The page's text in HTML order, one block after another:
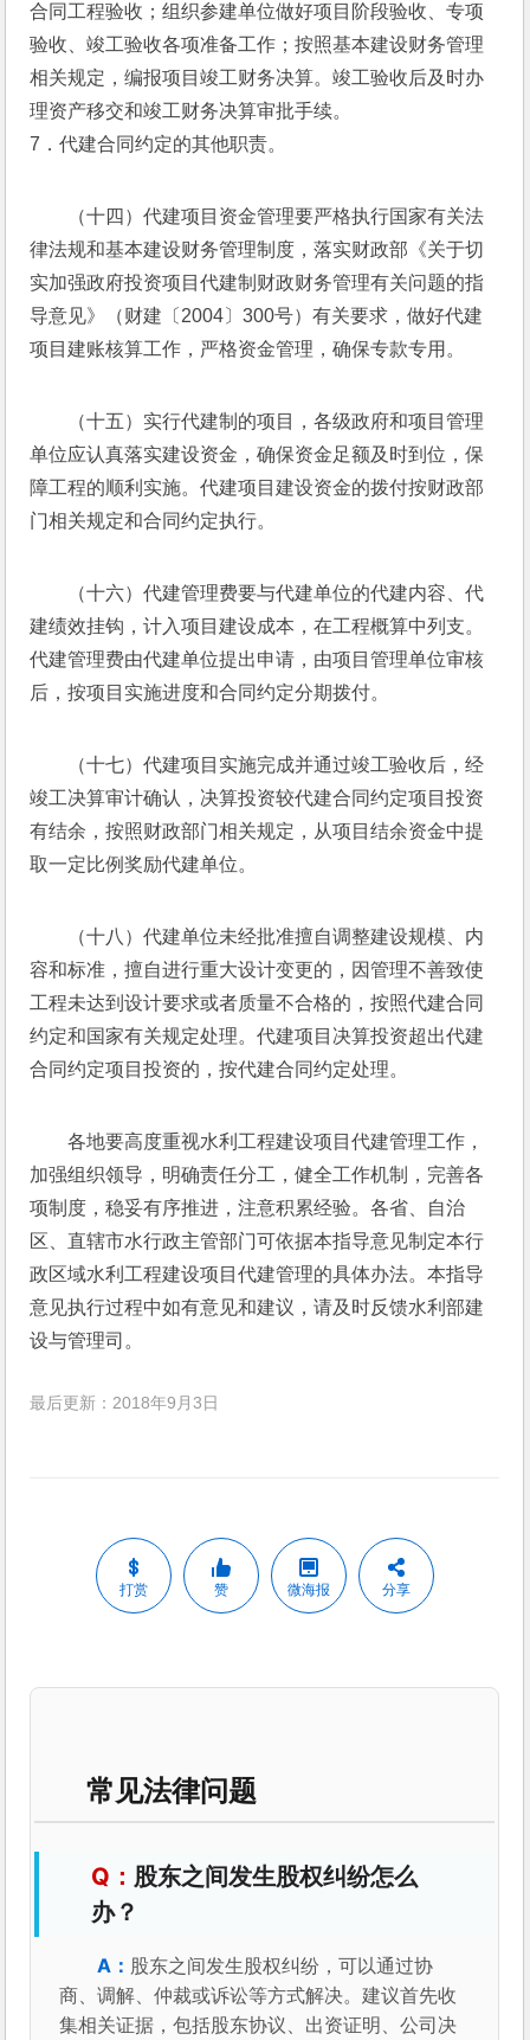
合同工程验收；组织参建单位做好项目阶段验收、专项
验收、竣工验收各项准备工作；按照基本建设财务管理
相关规定，编报项目竣工财务决算。竣工验收后及时办
理资产移交和竣工财务决算审批手续。
7．代建合同约定的其他职责。
（十四）代建项目资金管理要严格执行国家有关法
律法规和基本建设财务管理制度，落实财政部《关于切
实加强政府投资项目代建制财政财务管理有关问题的指
导意见》（财建〔2004〕300号）有关要求，做好代建
项目建账核算工作，严格资金管理，确保专款专用。
（十五）实行代建制的项目，各级政府和项目管理
单位应认真落实建设资金，确保资金足额及时到位，保
障工程的顺利实施。代建项目建设资金的拨付按财政部
门相关规定和合同约定执行。
（十六）代建管理费要与代建单位的代建内容、代
建绩效挂钩，计入项目建设成本，在工程概算中列支。
代建管理费由代建单位提出申请，由项目管理单位审核
后，按项目实施进度和合同约定分期拨付。
（十七）代建项目实施完成并通过竣工验收后，经
竣工决算审计确认，决算投资较代建合同约定项目投资
有结余，按照财政部门相关规定，从项目结余资金中提
取一定比例奖励代建单位。
（十八）代建单位未经批准擅自调整建设规模、内
容和标准，擅自进行重大设计变更的，因管理不善致使
工程未达到设计要求或者质量不合格的，按照代建合同
约定和国家有关规定处理。代建项目决算投资超出代建
合同约定项目投资的，按代建合同约定处理。
各地要高度重视水利工程建设项目代建管理工作，
加强组织领导，明确责任分工，健全工作机制，完善各
项制度，稳妥有序推进，注意积累经验。各省、自治
区、直辖市水行政主管部门可依据本指导意见制定本行
政区域水利工程建设项目代建管理的具体办法。本指导
意见执行过程中如有意见和建议，请及时反馈水利部建
设与管理司。
最后更新：2018年9月3日
打赏 赞 微海报 分享
常见法律问题
股东之间发生股权纠纷怎么
办？
股东之间发生股权纠纷，可以通过协
商、调解、仲裁或诉讼等方式解决。建议首先收
集相关证据，包括股东协议、出资证明、公司决